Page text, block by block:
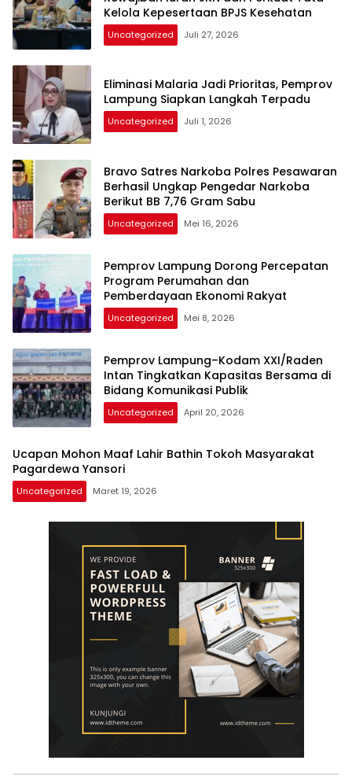
Kelola Kepesertaan BPJS Kesehatan
Uncategorized Juli 27, 2026
Eliminasi Malaria Jadi Prioritas, Pemprov
Lampung Siapkan Langkah Terpadu
Uncategorized Juli 1, 2026
Bravo Satres Narkoba Polres Pesawaran
Berhasil Ungkap Pengedar Narkoba
Berikut BB 7,76 Gram Sabu
Uncategorized Mei 16, 2026
Pemprov Lampung Dorong Percepatan
Program Perumahan dan
Pemberdayaan Ekonomi Rakyat
Uncategorized Mei 8, 2026
Pemprov Lampung–Kodam XXI/Raden
Intan Tingkatkan Kapasitas Bersama di
Bidang Komunikasi Publik
Uncategorized April 20, 2026
Ucapan Mohon Maaf Lahir Bathin Tokoh Masyarakat
Pagardewa Yansori
Uncategorized Maret 19, 2026